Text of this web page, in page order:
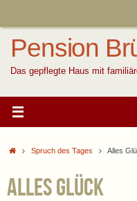
Pension
Das gepflegte Haus mit
StartSpruch des Tages Alles
Alles Glück